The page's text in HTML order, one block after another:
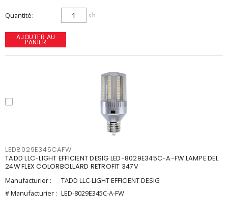
Quantité ch
AJOUTER AU
PANIER
LED8029E345CAFW
TADD LLC-LIGHT EFFICIENT DESIG LED-8029E345C-A-FW LAMPE DEL
24W FLEX COLORBOLLARD RETROFIT 347V
Manufacturier :
TADD LLC-LIGHT EFFICIENT DESIG
# Manufacturier : LED-8029E345C-A-FW